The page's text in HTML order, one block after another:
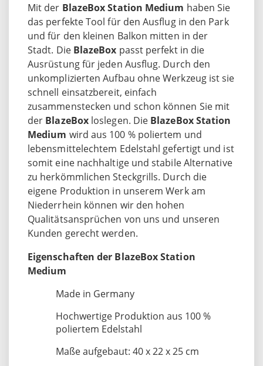
Mit der BlazeBox Station Medium haben Sie
das perfekte Tool für den Ausflug in den Park
und für den kleinen Balkon mitten in der
Stadt. Die BlazeBox passt perfekt in die
Ausrüstung für jeden Ausflug. Durch den
unkomplizierten Aufbau ohne Werkzeug ist sie
schnell einsatzbereit, einfach
zusammenstecken und schon können Sie mit
der BlazeBoxloslegen. Die BlazeBox Station
Medium wird aus 100 % poliertem und
lebensmittelechtem Edelstahl gefertigt und ist
somit eine nachhaltige und stabile Alternative
zu herkömmlichen Steckgrills. Durch die
eigene Produktion in unserem Werk am
Niederrhein können wir den hohen
Qualitätsansprüchen von uns und unseren
Kunden gerecht werden.
Eigenschaften der BlazeBox Station
Medium
Made in Germany
Hochwertige Produktion aus 100 %
poliertem Edelstahl
Maße aufgebaut: 40 x 22 x 25 cm